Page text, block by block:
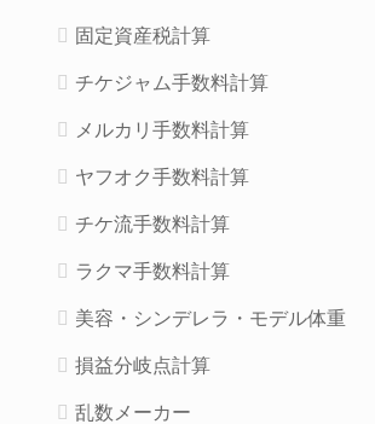
固定資産税計算
チケジャム手数料計算
メルカリ手数料計算
ヤフオク手数料計算
チケ流手数料計算
ラクマ手数料計算
美容・シンデレラ・モデル体重
損益分岐点計算
乱数メーカー